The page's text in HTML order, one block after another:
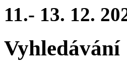
11.- 13. 12.
Vyhledávání